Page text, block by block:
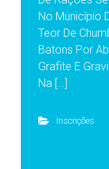
No Município
Teor De
Batons Por
Grafite E
Na […]
Inscrições